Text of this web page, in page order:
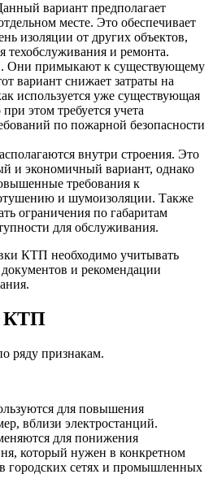
вариант предполагает
месте. Это обеспечивает
изоляции от других объектов,
техобслуживания и ремонта.
Они примыкают к существующему
вариант снижает затраты на
используется уже существующая
этом требуется учета
по пожарной безопасности
внутри строения. Это
и экономичный вариант, однако
требования к
и шумоизоляции. Также
ограничения по габаритам
для обслуживания.
КТП необходимо учитывать
и рекомендации
КТП
ряду признакам.
для повышения
вблизи электростанций.
для понижения
который нужен в конкретном
городских сетях и промышленных